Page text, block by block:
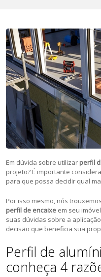
Em dúvida sobre utilizar perfil
projeto? É importante
para que possa decidir qual
Por isso mesmo, nós
perfil de encaixe em seu
suas dúvidas sobre a
decisão que beneficia sua
Perfil de
conheça 4